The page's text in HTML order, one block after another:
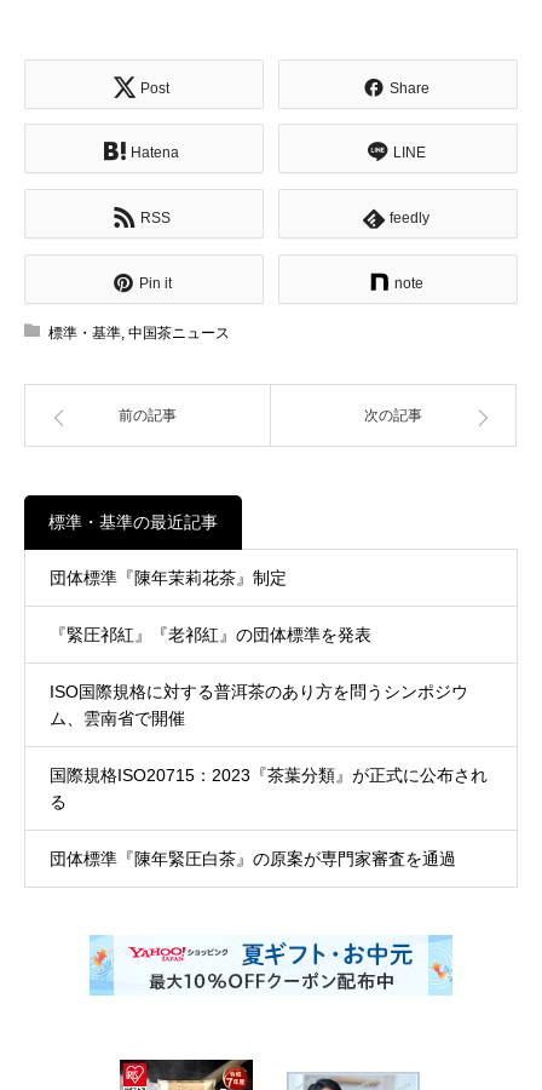
Post Share
Hatena LINE
RSS feedly
Pin it note
標準・基準, 中国茶ニュース
前の記事 次の記事
標準・基準の最近記事
団体標準『陳年茉莉花茶』制定
『緊圧祁紅』『老祁紅』の団体標準を発表
ISO国際規格に対する普洱茶のあり方を問うシンポジウ
ム、雲南省で開催
国際規格ISO20715：2023『茶葉分類』が正式に公布され
る
団体標準『陳年緊圧白茶』の原案が専門家審査を通過